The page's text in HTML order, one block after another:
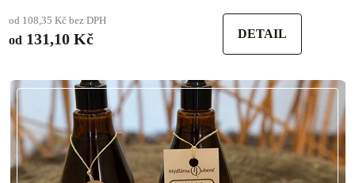
od 108,35 Kč bez DPH
od 131,10 Kč DETAIL